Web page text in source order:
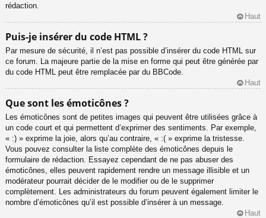
rédaction.
Haut
Puis-je insérer du code HTML ?
Par mesure de sécurité, il n’est pas possible d’insérer du code HTML sur
ce forum. La majeure partie de la mise en forme qui peut être générée par
du code HTML peut être remplacée par du BBCode.
Haut
Que sont les émoticônes ?
Les émoticônes sont de petites images qui peuvent être utilisées grâce à
un code court et qui permettent d’exprimer des sentiments. Par exemple,
« :) » exprime la joie, alors qu’au contraire, « :( » exprime la tristesse.
Vous pouvez consulter la liste complète des émoticônes depuis le
formulaire de rédaction. Essayez cependant de ne pas abuser des
émoticônes, elles peuvent rapidement rendre un message illisible et un
modérateur pourrait décider de le modifier ou de le supprimer
complètement. Les administrateurs du forum peuvent également limiter le
nombre d’émoticônes qu’il est possible d’insérer à un message.
Haut